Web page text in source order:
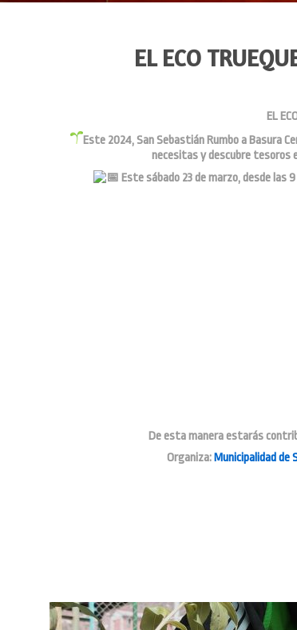
EL ECO
EL
Este 2024, San Sebastián Rumbo a Basura
necesitas y descubre tesoros
Este sábado 23 de marzo, desde las
De esta manera estarás
Organiza:Municipalidad de